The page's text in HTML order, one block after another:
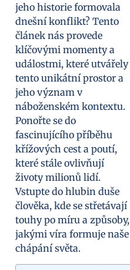
jeho historie formovala
dnešní konflikt? Tento
článek nás provede
klíčovými momenty a
událostmi, které utvářely
tento unikátní prostor a
jeho význam v
náboženském kontextu.
Ponořte se do
fascinujícího příběhu
křížových cest a poutí,
které stále ovlivňují
životy milionů lidí.
Vstupte do hlubin duše
člověka, kde se střetávají
touhy po míru a způsoby,
jakými víra formuje naše
chápání světa.